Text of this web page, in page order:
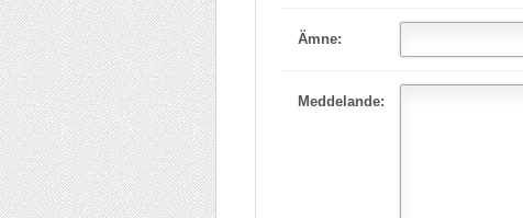
Ämne:
Meddelande: